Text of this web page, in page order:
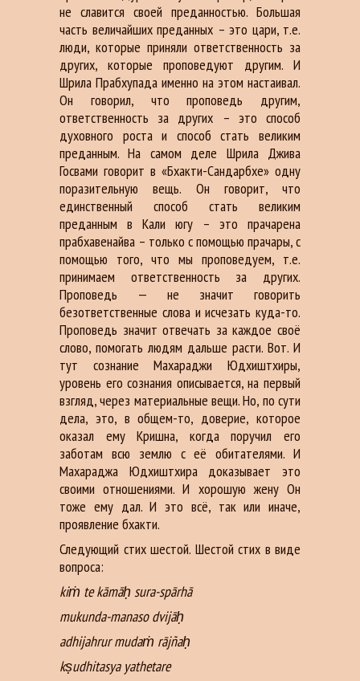
не славится своей преданностью. Большая
часть величайших преданных – это цари, т.е.
люди, которые приняли ответственность за
других, которые проповедуют другим. И
Шрила Прабхупада именно на этом настаивал.
Он говорил, что проповедь другим,
ответственность за других – это способ
духовного роста и способ стать великим
преданным. На самом деле Шрила Джива
Госвами говорит в «Бхакти-Сандарбхе» одну
поразительную вещь. Он говорит, что
единственный способ стать великим
преданным в Кали югу – это прачарена
прабхавенайва – только с помощью прачары, с
помощью того, что мы проповедуем, т.е.
принимаем ответственность за других.
Проповедь — не значит говорить
безответственные слова и исчезать куда-то.
Проповедь значит отвечать за каждое своё
слово, помогать людям дальше расти. Вот. И
тут сознание Махараджи Юдхиштхиры,
уровень его сознания описывается, на первый
взгляд, через материальные вещи. Но, по сути
дела, это, в общем-то, доверие, которое
оказал ему Кришна, когда поручил его
заботам всю землю с её обитателями. И
Махараджа Юдхиштхира доказывает это
своими отношениями. И хорошую жену Он
тоже ему дал. И это всё, так или иначе,
проявление бхакти.
Следующий стих шестой. Шестой стих в виде
вопроса:
kiṁ te kāmāḥ sura-spārhā
mukunda-manaso dvijāḥ
adhijahrur mudaṁ rājñaḥ
kṣudhitasya yathetare